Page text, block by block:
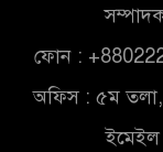
ফোন :
অফিস : ৫ম তলা,
ইমেইল